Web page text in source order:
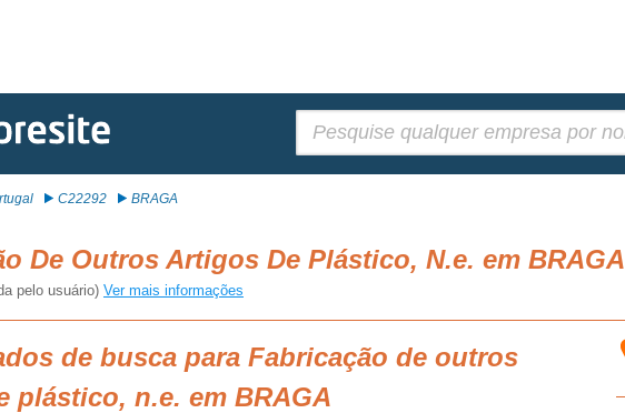
C22292 BRAGA
De Outros Artigos De Plástico, N.e. em BRAGA
pelo usuário) Ver mais informações
de busca para Fabricação de outros
plástico, n.e. em BRAGA